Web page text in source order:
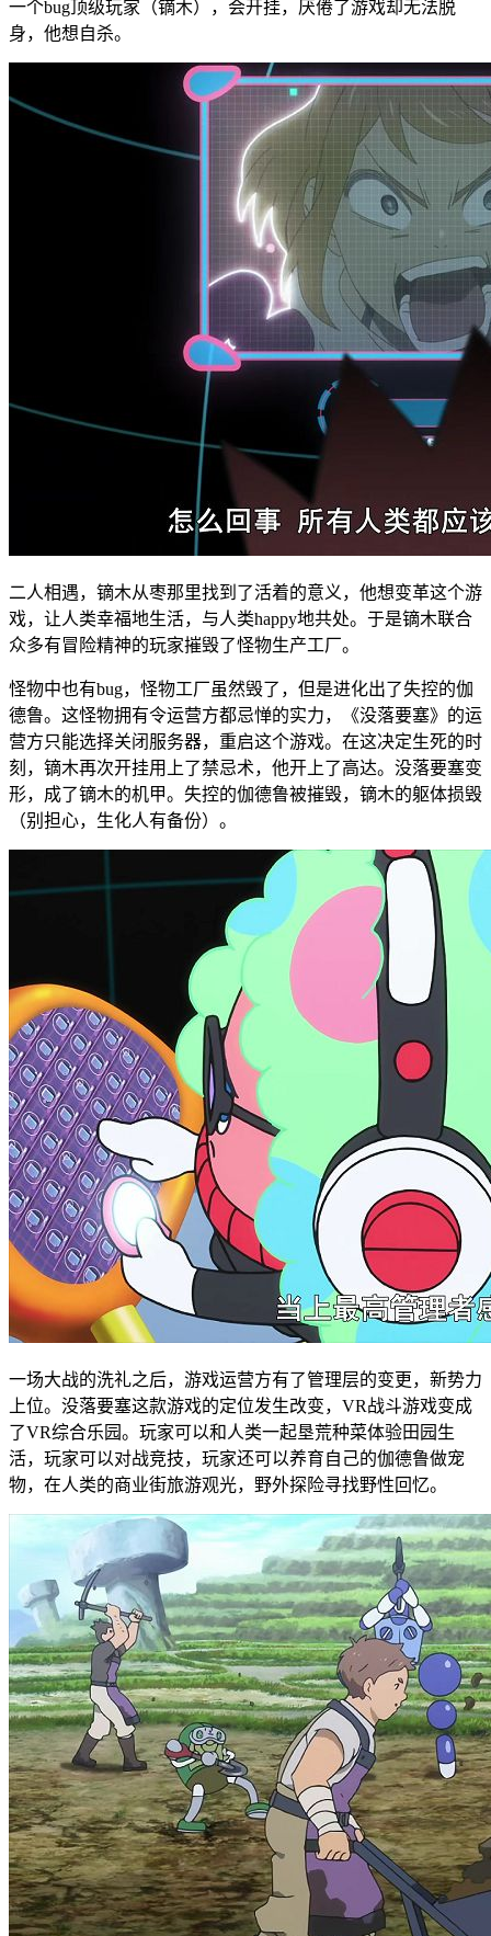
一个bug顶级玩家（镝木），会开挂，厌倦了游戏却无法脱
身，他想自杀。
二人相遇，镝木从枣那里找到了活着的意义，他想变革这个游
戏，让人类幸福地生活，与人类happy地共处。于是镝木联合
众多有冒险精神的玩家摧毁了怪物生产工厂。
怪物中也有bug，怪物工厂虽然毁了，但是进化出了失控的伽
德鲁。这怪物拥有令运营方都忌惮的实力，《没落要塞》的运
营方只能选择关闭服务器，重启这个游戏。在这决定生死的时
刻，镝木再次开挂用上了禁忌术，他开上了高达。没落要塞变
形，成了镝木的机甲。失控的伽德鲁被摧毁，镝木的躯体损毁
（别担心，生化人有备份）。
一场大战的洗礼之后，游戏运营方有了管理层的变更，新势力
上位。没落要塞这款游戏的定位发生改变，VR战斗游戏变成
了VR综合乐园。玩家可以和人类一起垦荒种菜体验田园生
活，玩家可以对战竞技，玩家还可以养育自己的伽德鲁做宠
物，在人类的商业街旅游观光，野外探险寻找野性回忆。